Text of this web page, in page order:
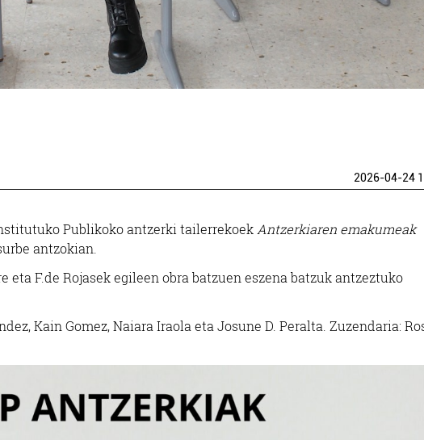
2026-04-24
Publikoko antzerki tailerrekoek Antzerkiaren emakumeak
antzokian.
eta F.de Rojasek egileen obra batzuen eszena batzuk antzeztuko
Kain Gomez, Naiara Iraola eta Josune D. Peralta. Zuzendaria: